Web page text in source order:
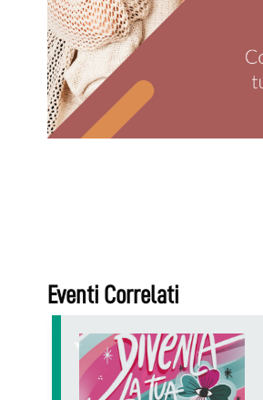
Eventi Correlati